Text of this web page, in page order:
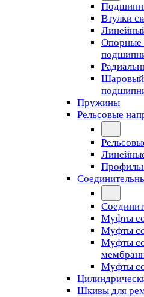
Втулки
Опорные
Шаровый
Пружины
Рельсовые
Муфты
Муфты
Муфты
Муфты
Шкивы для